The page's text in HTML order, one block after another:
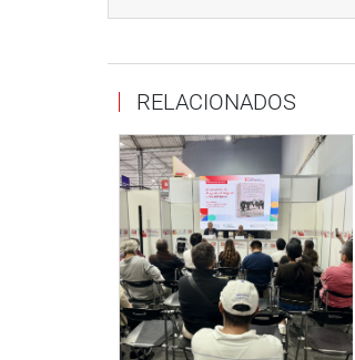
Asimismo, señaló que si
RELACIONADOS